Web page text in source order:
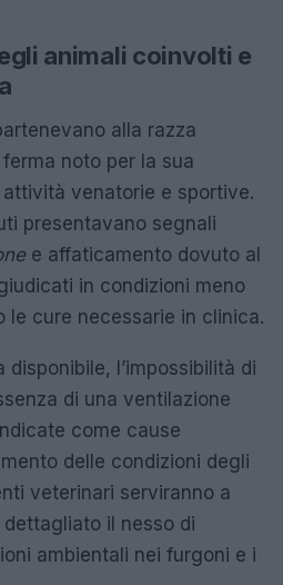
animali coinvolti e
alla razza
noto per la sua
venatorie e sportive.
presentavano segnali
e affaticamento dovuto al
in condizioni meno
le cure necessarie in clinica.
disponibile, l’impossibilità di
di una ventilazione
come cause
delle condizioni degli
veterinari serviranno a
il nesso di
ambientali nei furgoni e i